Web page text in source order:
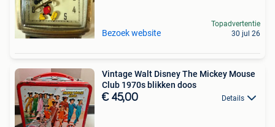
Bezoek website
Topadvertentie
30 jul 26
Vintage Walt Disney The Mickey Mouse
Club 1970s blikken doos
€ 45,00 Details